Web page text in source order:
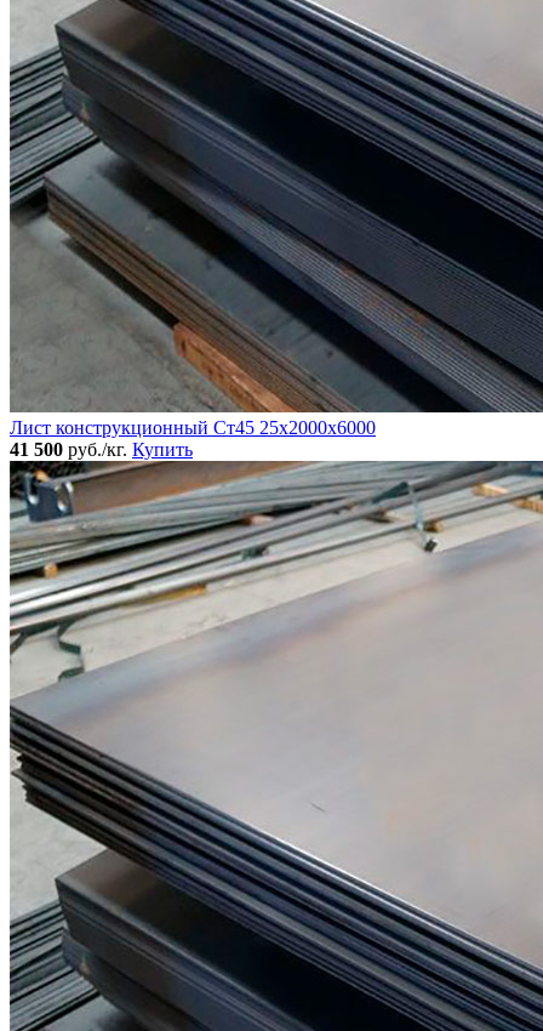
Лист конструкционный Ст45 25х2000х6000
41 500 руб./кг. Купить